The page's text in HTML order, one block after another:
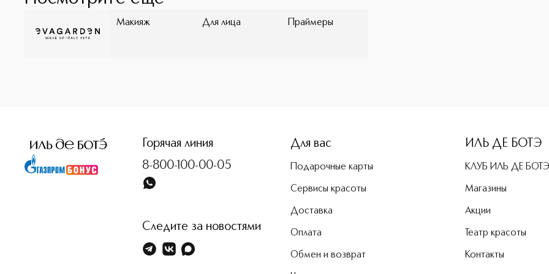
Макияж Для лица Праймеры
Горячая линия
8-800-100-00-05
Следите за новостями
Для вас
Подарочные карты
Сервисы красоты
Доставка
Оплата
Обмен и возврат
ИЛЬ ДЕ БОТЭ
КЛУБ ИЛЬ ДЕ БОТЭ
Магазины
Акции
Театр красоты
Контакты